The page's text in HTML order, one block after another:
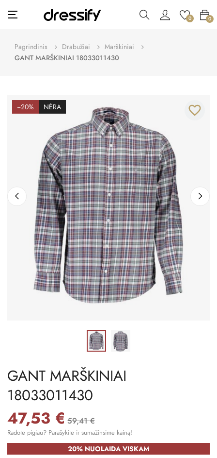
Toggle
navigation
☰ 0 0
Pagrindinis Drabužiai
Marškiniai
GANT MARŠKINIAI 18033011430
−20% NĖRA favorite_border
GANT MARŠKINIAI
18033011430
47,53 € 59,41 €
Radote pigiau? Parašykite ir sumažinsime kainą!
20% NUOLAIDA VISKAM